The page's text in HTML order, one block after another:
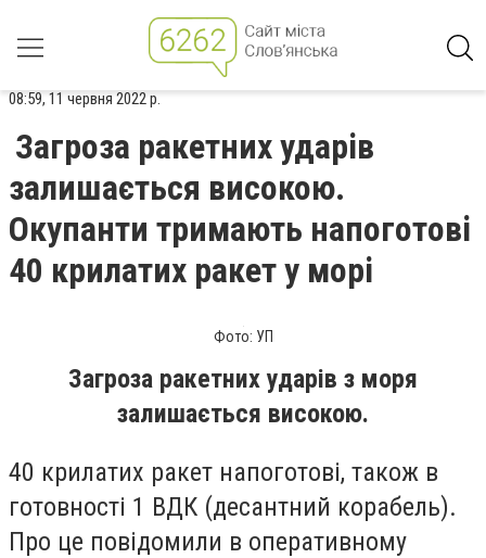
08:59, 11 червня 2022 р.
Загроза ракетних ударів
залишається високою.
Окупанти тримають напоготові
40 крилатих ракет у морі
Фото: УП
Загроза ракетних ударів з моря
залишається високою.
40 крилатих ракет напоготові, також в
готовності 1 ВДК (десантний корабель).
Про це повідомили в оперативному